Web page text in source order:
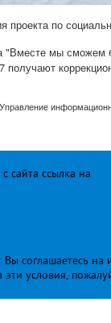
проекта по
"Вместе мы
получают
сайта ссылка на
соглашаетесь
условия,